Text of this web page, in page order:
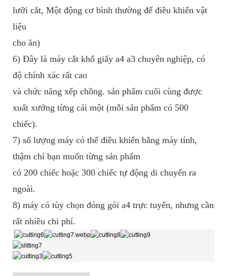
lưỡi cắt, Một động cơ bình thường để điều khiển vật
liệu
cho ăn)
6) Đây là máy cắt khổ giấy a4 a3 chuyên nghiệp, có
độ chính xác rất cao
và chức năng xếp chồng. sản phẩm cuối cùng được
xuất xưởng từng cái một (mỗi sản phẩm có 500
chiếc).
7) số lượng máy có thể điều khiển bằng máy tính,
thậm chí bạn muốn từng sản phẩm
có 200 chiếc hoặc 300 chiếc tự động di chuyển ra
ngoài.
8) máy có tùy chọn đóng gói a4 trực tuyến, nhưng cần
rất nhiều chi phí.